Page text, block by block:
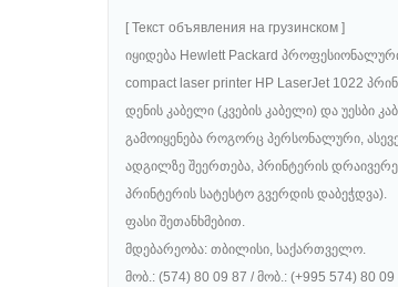
[ Текст объявления на грузинском ]
იყიდება Hewlett Packard
compact laser printer HP LaserJet 1022
დენის კაბელი (კვების კაბელი) და უესბი
გამოიყენება როგორც პერსონალური,
ადგილზე შეერთება, პრინტერის
პრინტერის სატესტო გვერდის დაბეჭდვა).
ფასი შეთანხმებით.
მდებარეობა: თბილისი, საქართველო.
მობ.: (574) 80 09 87 / მობ.: (+995 574) 80 09